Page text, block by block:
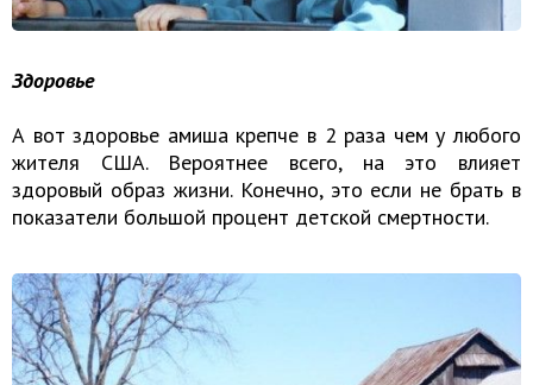
Здоровье
А вот здоровье амиша крепче в 2 раза чем у любого
жителя США. Вероятнее всего, на это влияет
здоровый образ жизни. Конечно, это если не брать в
показатели большой процент детской смертности.